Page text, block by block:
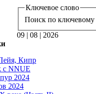
Ключевое слово
Поиск по ключевому
09 | 08 | 2026
Кипр
с NNUE
2024
2024